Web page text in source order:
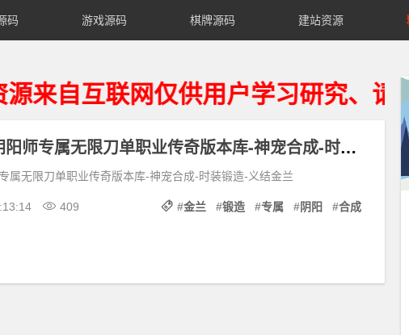
码 游戏源码 棋牌源码 建站资源
互联网仅供用户学习研究、请获得
GOM引擎--阴阳师专属无限刀单职业传奇版本库-神宠合成-时装锻造-义结金兰
属无限刀单职业传奇版本库-神宠合成-时装锻造-义结金兰
409 #金兰 #锻造 #专属 #阴阳 #合成